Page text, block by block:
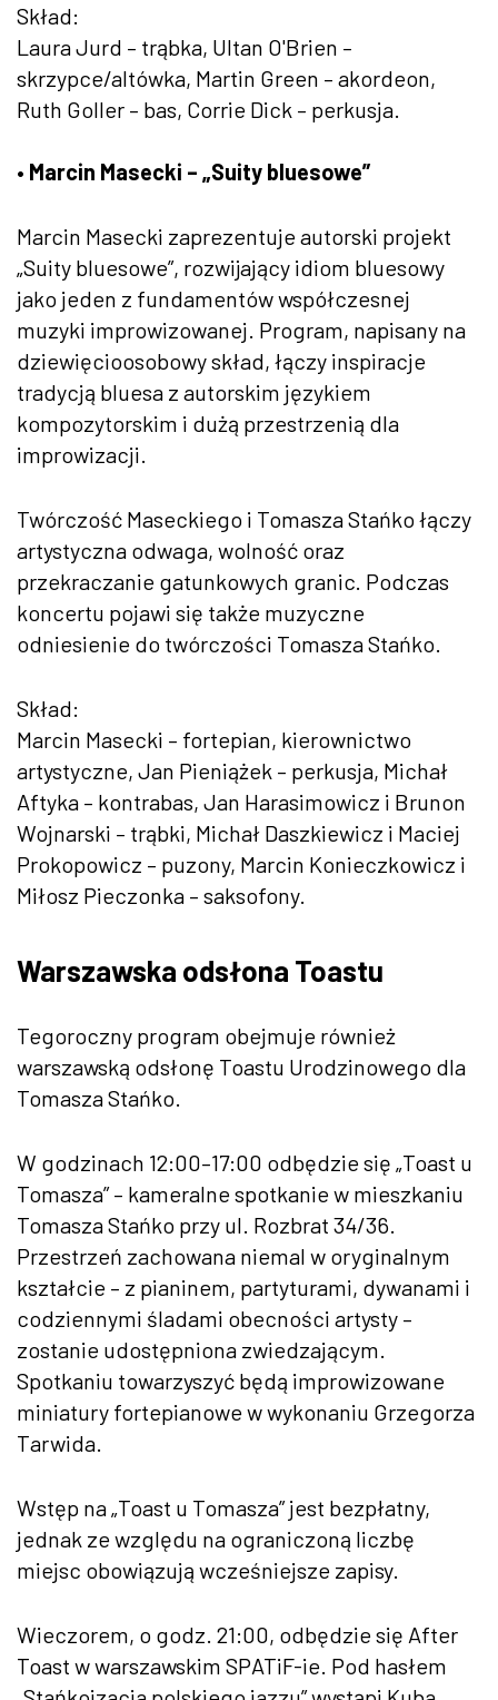
Skład:
Laura Jurd – trąbka, Ultan O'Brien –
skrzypce/altówka, Martin Green – akordeon,
Ruth Goller – bas, Corrie Dick – perkusja.
• Marcin Masecki – „Suity bluesowe”
Marcin Masecki zaprezentuje autorski projekt
„Suity bluesowe”, rozwijający idiom bluesowy
jako jeden z fundamentów współczesnej
muzyki improwizowanej. Program, napisany na
dziewięcioosobowy skład, łączy inspiracje
tradycją bluesa z autorskim językiem
kompozytorskim i dużą przestrzenią dla
improwizacji.
Twórczość Maseckiego i Tomasza Stańko łączy
artystyczna odwaga, wolność oraz
przekraczanie gatunkowych granic. Podczas
koncertu pojawi się także muzyczne
odniesienie do twórczości Tomasza Stańko.
Skład:
Marcin Masecki – fortepian, kierownictwo
artystyczne, Jan Pieniążek – perkusja, Michał
Aftyka – kontrabas, Jan Harasimowicz i Brunon
Wojnarski – trąbki, Michał Daszkiewicz i Maciej
Prokopowicz – puzony, Marcin Konieczkowicz i
Miłosz Pieczonka – saksofony.
Warszawska odsłona Toastu
Tegoroczny program obejmuje również
warszawską odsłonę Toastu Urodzinowego dla
Tomasza Stańko.
W godzinach 12:00–17:00 odbędzie się „Toast u
Tomasza” – kameralne spotkanie w mieszkaniu
Tomasza Stańko przy ul. Rozbrat 34/36.
Przestrzeń zachowana niemal w oryginalnym
kształcie – z pianinem, partyturami, dywanami i
codziennymi śladami obecności artysty –
zostanie udostępniona zwiedzającym.
Spotkaniu towarzyszyć będą improwizowane
miniatury fortepianowe w wykonaniu Grzegorza
Tarwida.
Wstęp na „Toast u Tomasza” jest bezpłatny,
jednak ze względu na ograniczoną liczbę
miejsc obowiązują wcześniejsze zapisy.
Wieczorem, o godz. 21:00, odbędzie się After
Toast w warszawskim SPATiF-ie. Pod hasłem